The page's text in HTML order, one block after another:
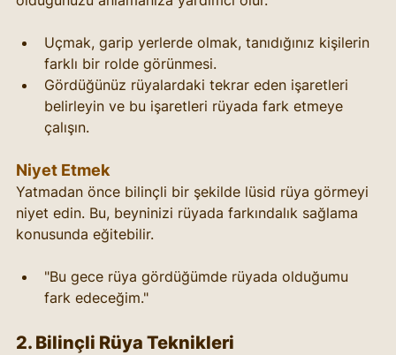
Uçmak, garip yerlerde olmak, tanıdığınız kişilerin
farklı bir rolde görünmesi.
Gördüğünüz rüyalardaki tekrar eden işaretleri
belirleyin ve bu işaretleri rüyada fark etmeye
çalışın.
Niyet Etmek
Yatmadan önce bilinçli bir şekilde lüsid rüya görmeyi
niyet edin. Bu, beyninizi rüyada farkındalık sağlama
konusunda eğitebilir.
"Bu gece rüya gördüğümde rüyada olduğumu
fark edeceğim."
2. Bilinçli Rüya Teknikleri